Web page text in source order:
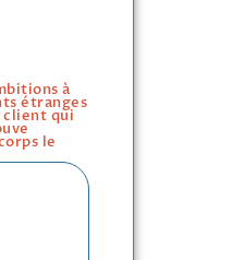
à
étranges
client qui
le